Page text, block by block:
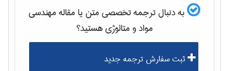
به دنبال ترجمه تخصصی متن یا مقالهمهندسی
مواد و متالوژیهستید؟
ثبت سفارش ترجمه جدید